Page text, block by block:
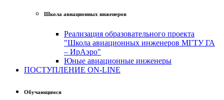
Школа авиационных инженеров
Реализация образовательного проекта
"Школа авиационных инженеров МГТУ ГА
– ИрАэро"
Юные авиационные инженеры
ПОСТУПЛЕНИЕ ON-LINE
Обучающимся